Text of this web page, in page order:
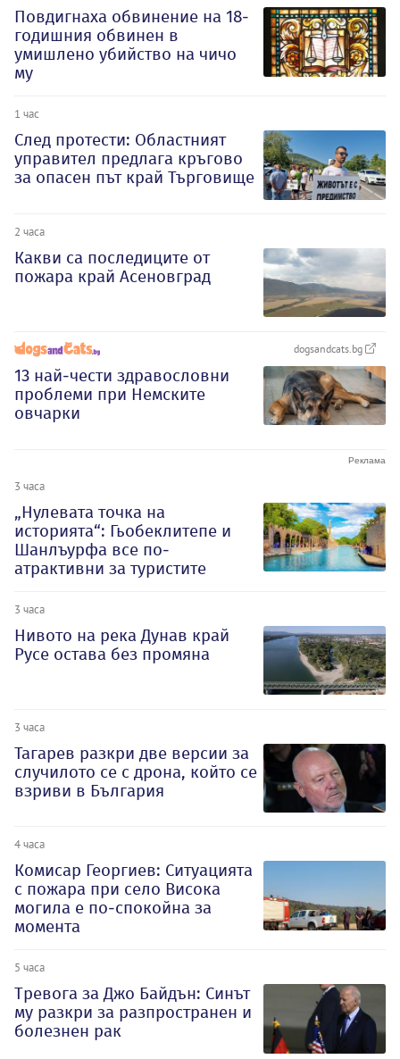
Повдигнаха обвинение на 18-
годишния обвинен в
умишлено убийство на чичо
му
1 час
След протести: Областният
управител предлага кръгово
за опасен път край Търговище
2 часа
Какви са последиците от
пожара край Асеновград
dogsandcats.bg
13 най-чести здравословни
проблеми при Немските
овчарки
3 часа
„Нулевата точка на
историята“: Гьобеклитепе и
Шанлъурфа все по-
атрактивни за туристите
3 часа
Нивото на река Дунав край
Русе остава без промяна
3 часа
Тагарев разкри две версии за
случилото се с дрона, който се
взриви в България
4 часа
Комисар Георгиев: Ситуацията
с пожара при село Висока
могила е по-спокойна за
момента
5 часа
Тревога за Джо Байдън: Синът
му разкри за разпространен и
болезнен рак